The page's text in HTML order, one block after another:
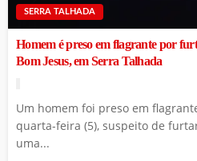
SERRA TALHADA
Homem é preso em flagrante por
Bom Jesus, em Serra Talhada
Um homem foi preso em
quarta-feira (5), suspeito de
uma...